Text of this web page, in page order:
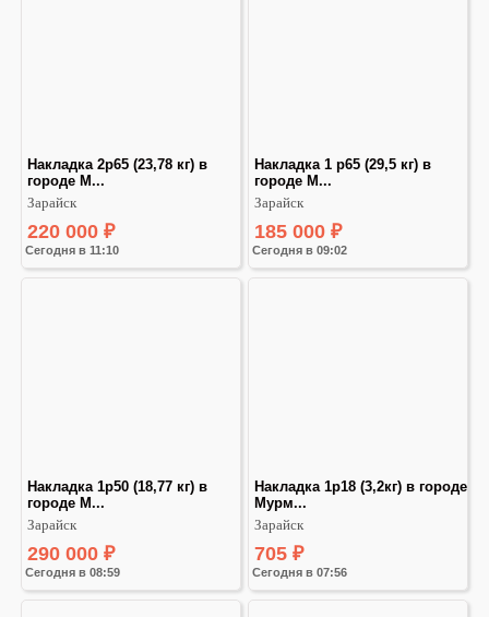
Сегодня в 11:10
Hаклaдкa 2р65 (23,78 кг) в
городе М...
Зарайск
220 000 ₽
Сегодня в 09:02
Накладкa 1 р65 (29,5 кг) в
городе М...
Зарайск
185 000 ₽
Сегодня в 08:59
Hаклaдка 1р50 (18,77 кг) в
городе М...
Зарайск
290 000 ₽
Сегодня в 07:56
Hаклaдка 1р18 (3,2кг) в городе
Мyрм...
Зарайск
705 ₽